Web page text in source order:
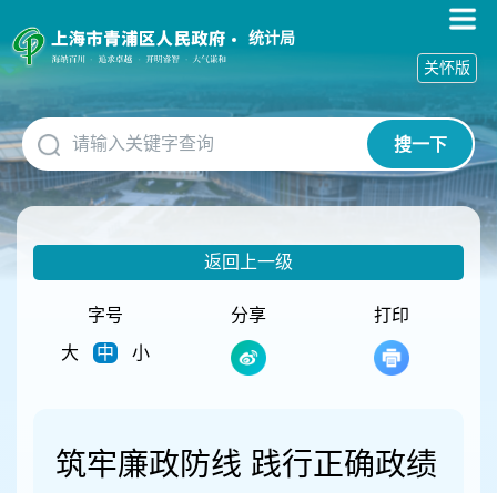
障
碍
作
说
明
跳
到
网
统计局
搜一下
关怀版
返回上一级
字号
大
中 小
分享 打印
筑牢廉政防线 践行正确政绩